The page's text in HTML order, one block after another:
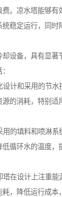
。凉水塔能够有
稳定运行，同时
设备，具有显著
设计和采用的节水
的消耗，特别适
用的填料和喷淋系
循环水的温度，
塔在设计上注重能
，降低运行成本